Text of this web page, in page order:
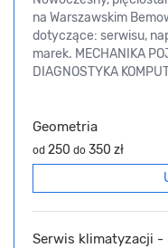
na Warszawskim
dotyczące: serwisu,
marek. MECHANIKA
DIAGNOSTYKA
Geometria
od 250 do 350 zł
Serwis klimatyzacji -